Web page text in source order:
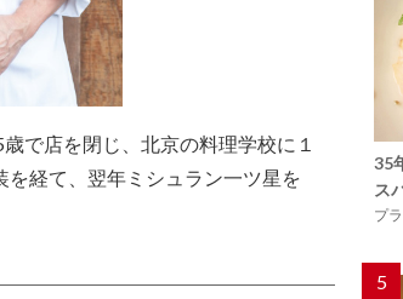
で店を閉じ、北京の料理学校に１
経て、翌年ミシュラン一ツ星を
35
ス
プ
5